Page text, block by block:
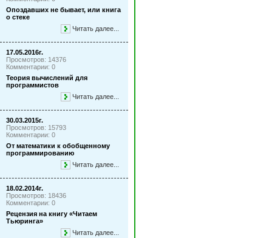
Опоздавших не бывает, или книга
о стеке
Читать далее...
17.05.2016г.
Просмотров: 14376
Комментарии: 0
Теория вычислений для
программистов
Читать далее...
30.03.2015г.
Просмотров: 15793
Комментарии: 0
От математики к обобщенному
программированию
Читать далее...
18.02.2014г.
Просмотров: 18436
Комментарии: 0
Рецензия на книгу «Читаем
Тьюринга»
Читать далее...